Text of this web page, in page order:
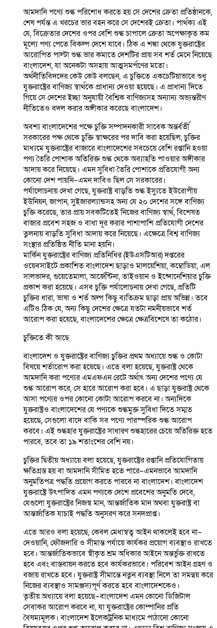
আমদানি পণ্যে শুল্ক পরিশোধ করতে হয় সে দেশের ক্রেতা প্রতিষ্ঠানকে,
শেষ পর্যন্ত এ খরচের ভার বহন করে সে দেশেরই ক্রেতা। পার্থক্য এই
যে, বিক্রেতার দেশের ওপর বেশি শুল্ক চাপালে ক্রেতা অপেক্ষাকৃত কম
মূল্যে পণ্য পেতে বিকল্প দেশে যাবে। ঠিক এ শঙ্কা থেকে যুক্তরাষ্ট্রের
আরোপিত পাল্টা শুল্ক ভার কমাতে দেশটির প্রায় সব শর্ত মেনে নিয়েছে
বাংলাদেশ, যা অনেকটা অসহায় আত্মসমর্পণের মতো।
অর্থনীতিবিদদের কেউ কেউ বলছেন, এ চুক্তিতে একচেটিয়াভাবে শুধু
যুক্তরাষ্ট্রের বাণিজ্য স্বার্থকে প্রাধান্য দেওয়া হয়েছে। এ প্রাধান্য দিতে
গিয়ে সে দেশের ইচ্ছা অনুযায়ী বৈশ্বিক বাণিজ্যসহ অন্যান্য অভ্যন্তরীণ
নীতিতেও বদল করার অঙ্গীকার করেছে বাংলাদেশ।
অবশ্য বাংলাদেশের পক্ষে চুক্তি সম্পাদনকারী সাবেক অন্তর্বর্তী
সরকারের পক্ষ থেকে চুক্তি স্বাক্ষরের পর দাবি করা হয়েছিল, চুক্তির
মাধ্যমে যুক্তরাষ্ট্রের বাজারে বাংলাদেশের সবচেয়ে বেশি রপ্তানি হওয়া
পণ্য তৈরি পোশাক অতিরিক্ত শুল্ক থেকে অব্যাহতি পাওয়ার অঙ্গীকার
আদায় করে নিয়েছে। এমন সুবিধা তৈরি পোশাকে প্রতিযোগী অন্য
কোনো দেশ পায়নি–এমন দাবিও ছিল সে সরকারের।
পর্যালোচনায় দেখা গেছে, যুক্তরাষ্ট্র বাড়তি শুল্ক ইস্যুতে ইউরোপীয়
ইউনিয়ন, জাপান, সুইজারল্যান্ডসহ অন্য যে ২০ দেশের সঙ্গে বাণিজ্য
চুক্তি করেছে, তার প্রায় সবকটিতেই নিজের বাণিজ্য স্বার্থ, বিশেষত
বাজার প্রবেশ সহজ ও বাধা দূর করার পাশাপাশি প্রতিযোগী দেশের
তুলনায় বাড়তি সুবিধা আদায় করে নিয়েছে। এক্ষেত্রে বিশ্ব বাণিজ্য
সংস্থার প্রতিষ্ঠিত নীতি মানা হয়নি।
মার্কিন যুক্তরাষ্ট্রের বাণিজ্য প্রতিনিধির (ইউএসটিআর) দপ্তরের
ওয়েবসাইটে প্রকাশিত বাংলাদেশ ছাড়াও মালয়েশিয়া, কম্বোডিয়া, এল
সালভাদর, গুয়েতেমালা, আর্জেন্টিনা, তাইওয়ান ও ইন্দোনেশিয়ার চুক্তি
প্রকাশ করা হয়েছে। এসব চুক্তি পর্যালোচনায় দেখা গেছে, প্রতিটি
চুক্তির ধারা, ভাষা ও শর্ত অল্প কিছু ব্যতিক্রম ছাড়া প্রায় অভিন্ন। তবে
এটিও ঠিক যে, অন্য কিছু দেশের ক্ষেত্রে যতটা নমনীয়ভাবে শর্ত
আরোপ করা হয়েছে, বাংলাদেশের ক্ষেত্রে ক্ষেত্রবিশেষে তা কঠোর।
চুক্তিতে কী আছে
বাংলাদেশ ও যুক্তরাষ্ট্রের বাণিজ্য চুক্তির প্রথম অধ্যায়ে শুল্ক ও কোটা
বিষয়ে শর্তারোপ করা হয়েছে। এতে বলা হয়েছে, যুক্তরাষ্ট্র থেকে
আমদানি করা পণ্যের এমএফএন রেটে অর্থাৎ অন্য দেশের পণ্যে যে
শুল্ক আরোপ করে, সে হারে আরোপ করা হবে। এ ছাড়া যুক্তরাষ্ট্র থেকে
আসা পণ্যের ওপর কোনো কোটা আরোপ করবে না। অন্যদিকে
যুক্তরাষ্ট্রও বাংলাদেশের যে পণ্যকে শুল্কমুক্ত সুবিধা দিতে সম্মত
হয়েছে, সেগুলো বাদে বাকি সব পণ্যে পারস্পরিক শুল্ক আরোপ
করবে। এই শুল্কহার যুক্তরাষ্ট্রের সাধারণ শুল্কহারের চেয়ে অতিরিক্ত হতে
পারবে, তবে তা ১৯ শতাংশের বেশি নয়।
চুক্তির দ্বিতীয় অধ্যায়ে বলা হয়েছে, যুক্তরাষ্ট্রের রপ্তানি প্রতিযোগিতায়
ক্ষতিগ্রস্ত হয় বা আমদানি সীমিত হতে পারে–এমনভাবে আমদানি
অনুমতিপত্র পদ্ধতি প্রয়োগ করতে পারবে না বাংলাদেশ। বাংলাদেশ
যুক্তরাষ্ট্রে উৎপাদিত এমন পণ্যকে দেশে প্রবেশের অনুমতি দেবে,
যেগুলো যুক্তরাষ্ট্রের নিজস্ব মান, আন্তর্জাতিক মান অথবা যুক্তরাষ্ট্র বা
আন্তর্জাতিক যাচাই পদ্ধতি অনুসরণ করে সনদপ্রাপ্ত।
এতে আরও বলা হয়েছে, কেবল মেধাস্বত্ব আইন থাকলেই হবে না–
দেওয়ানি, ফৌজদারি ও সীমান্ত পর্যায়ে কার্যকর প্রয়োগ ব্যবস্থাও রাখতে
হবে। আন্তর্জাতিকভাবে স্বীকৃত শ্রম অধিকার আইনে অন্তর্ভুক্ত রাখতে
হবে এবং বাস্তবায়ন করতে হবে কার্যকরভাবে। পরিবেশ আইন গ্রহণ ও
বজায় রাখতে হবে। যুক্তরাষ্ট্র সীমান্তে নতুন ব্যবস্থা নিলে তা সমন্বয় করে
নিজের ব্যবস্থাও সামঞ্জস্যপূর্ণ করতে হবে বাংলাদেশকেও।
তৃতীয় অধ্যায়ে বলা হয়েছে–বাংলাদেশ এমন কোনো ডিজিটাল
সেবাকর আরোপ করবে না, যা যুক্তরাষ্ট্রের কোম্পানির প্রতি
বৈষম্যমূলক। বাংলাদেশ ইলেকট্রনিক মাধ্যমে পাঠানো কোনো